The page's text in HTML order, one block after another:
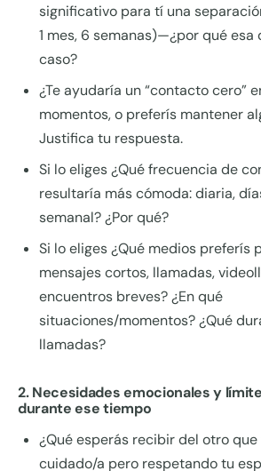
significativo para tí una
1 mes, 6 semanas)—¿por qué esa
caso?
¿Te ayudaría un “contacto cero”
momentos, o preferís mantener
Justifica tu respuesta.
Si lo eliges ¿Qué frecuencia de
resultaría más cómoda: diaria,
semanal? ¿Por qué?
Si lo eliges ¿Qué medios preferís
mensajes cortos, llamadas,
encuentros breves? ¿En qué
situaciones/momentos? ¿Qué
llamadas?
2. Necesidades emocionales y
durante ese tiempo
¿Qué esperás recibir del otro
cuidado/a pero respetando tu